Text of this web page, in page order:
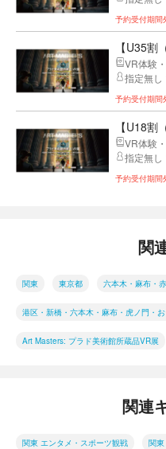
予約受付期間
【U35
VR体験
指定無し
予約受付期間
【U18
VR体験
指定無し
予約受付期間
関
関東 東京都 六本木・麻布・
港区・新橋・六本木・麻布・虎ノ門・
Art Masters: プラド美術館所蔵品VR展
関連
関東 エンタメ・スポーツ観戦 関